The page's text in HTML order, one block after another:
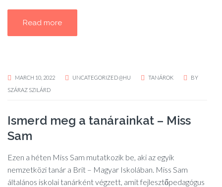
Read more
MARCH 10, 2022 UNCATEGORIZED @HU TANÁROK
BY
SZÁRAZ SZILÁRD
Ismerd meg a tanárainkat – Miss
Sam
Ezen a héten Miss Sam mutatkozik be, aki az egyik
nemzetközi tanár a Brit – Magyar Iskolában. Miss Sam
általános iskolai tanárként végzett, amit fejlesztőpedagógus